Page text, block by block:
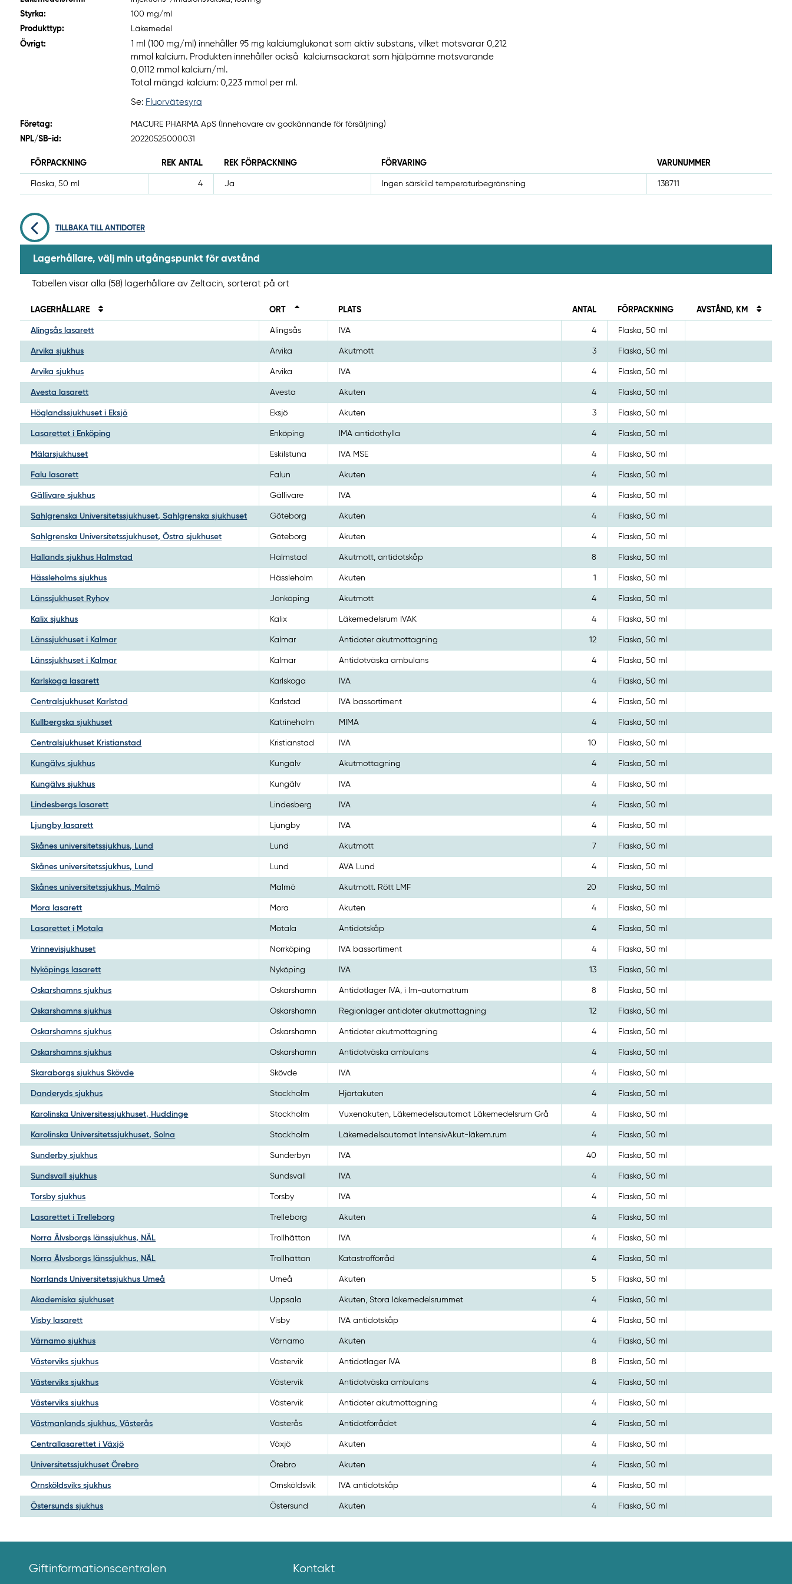
Styrka:
100 mg/ml
Produkttyp:
Läkemedel
Övrigt:
1 ml (100 mg/ml) innehåller 95 mg kalciumglukonat som aktiv substans, vilket motsvarar 0,212
mmol kalcium. Produkten innehåller också kalciumsackarat som hjälpämne motsvarande
0,0112 mmol kalcium/ml.
Total mängd kalcium: 0,223 mmol per ml.
Se: Fluorvätesyra
Företag:
MACURE PHARMA ApS (Innehavare av godkännande för försäljning)
NPL/SB-id:
20220525000031
FÖRPACKNING REK ANTAL REK FÖRPACKNING FÖRVARING VARUNUMMER
Flaska, 50 ml 4 Ja Ingen särskild temperaturbegränsning 138711
TILLBAKA TILL ANTIDOTER
Lagerhållare, välj min utgångspunkt för avstånd
Tabellen visar alla (58) lagerhållare av Zeltacin, sorterat på ort
LAGERHÅLLARE ORT PLATS ANTAL FÖRPACKNING AVSTÅND, KM
Alingsås lasarett Alingsås IVA 4 Flaska, 50 ml
Arvika sjukhus Arvika Akutmott 3 Flaska, 50 ml
Arvika sjukhus Arvika IVA 4 Flaska, 50 ml
Avesta lasarett Avesta Akuten 4 Flaska, 50 ml
Höglandssjukhuset i Eksjö Eksjö Akuten 3 Flaska, 50 ml
Lasarettet i Enköping Enköping IMA antidothylla 4 Flaska, 50 ml
Mälarsjukhuset Eskilstuna IVA MSE 4 Flaska, 50 ml
Falu lasarett Falun Akuten 4 Flaska, 50 ml
Gällivare sjukhus Gällivare IVA 4 Flaska, 50 ml
Sahlgrenska Universitetssjukhuset, Sahlgrenska sjukhuset Göteborg Akuten 4 Flaska, 50 ml
Sahlgrenska Universitetssjukhuset, Östra sjukhuset Göteborg Akuten 4 Flaska, 50 ml
Hallands sjukhus Halmstad Halmstad Akutmott, antidotskåp 8 Flaska, 50 ml
Hässleholms sjukhus Hässleholm Akuten 1 Flaska, 50 ml
Länssjukhuset Ryhov Jönköping Akutmott 4 Flaska, 50 ml
Kalix sjukhus Kalix Läkemedelsrum IVAK 4 Flaska, 50 ml
Länssjukhuset i Kalmar Kalmar Antidoter akutmottagning 12 Flaska, 50 ml
Länssjukhuset i Kalmar Kalmar Antidotväska ambulans 4 Flaska, 50 ml
Karlskoga lasarett Karlskoga IVA 4 Flaska, 50 ml
Centralsjukhuset Karlstad Karlstad IVA bassortiment 4 Flaska, 50 ml
Kullbergska sjukhuset Katrineholm MIMA 4 Flaska, 50 ml
Centralsjukhuset Kristianstad Kristianstad IVA 10 Flaska, 50 ml
Kungälvs sjukhus Kungälv Akutmottagning 4 Flaska, 50 ml
Kungälvs sjukhus Kungälv IVA 4 Flaska, 50 ml
Lindesbergs lasarett Lindesberg IVA 4 Flaska, 50 ml
Ljungby lasarett Ljungby IVA 4 Flaska, 50 ml
Skånes universitetssjukhus, Lund Lund Akutmott 7 Flaska, 50 ml
Skånes universitetssjukhus, Lund Lund AVA Lund 4 Flaska, 50 ml
Skånes universitetssjukhus, Malmö Malmö Akutmott. Rött LMF 20 Flaska, 50 ml
Mora lasarett Mora Akuten 4 Flaska, 50 ml
Lasarettet i Motala Motala Antidotskåp 4 Flaska, 50 ml
Vrinnevisjukhuset Norrköping IVA bassortiment 4 Flaska, 50 ml
Nyköpings lasarett Nyköping IVA 13 Flaska, 50 ml
Oskarshamns sjukhus Oskarshamn Antidotlager IVA, i lm-automatrum 8 Flaska, 50 ml
Oskarshamns sjukhus Oskarshamn Regionlager antidoter akutmottagning 12 Flaska, 50 ml
Oskarshamns sjukhus Oskarshamn Antidoter akutmottagning 4 Flaska, 50 ml
Oskarshamns sjukhus Oskarshamn Antidotväska ambulans 4 Flaska, 50 ml
Skaraborgs sjukhus Skövde Skövde IVA 4 Flaska, 50 ml
Danderyds sjukhus Stockholm Hjärtakuten 4 Flaska, 50 ml
Karolinska Universitessjukhuset, Huddinge Stockholm Vuxenakuten, Läkemedelsautomat Läkemedelsrum Grå 4 Flaska, 50 ml
Karolinska Universitetssjukhuset, Solna Stockholm Läkemedelsautomat IntensivAkut-läkem.rum 4 Flaska, 50 ml
Sunderby sjukhus Sunderbyn IVA 40 Flaska, 50 ml
Sundsvall sjukhus Sundsvall IVA 4 Flaska, 50 ml
Torsby sjukhus Torsby IVA 4 Flaska, 50 ml
Lasarettet i Trelleborg Trelleborg Akuten 4 Flaska, 50 ml
Norra Älvsborgs länssjukhus, NÄL Trollhättan IVA 4 Flaska, 50 ml
Norra Älvsborgs länssjukhus, NÄL Trollhättan Katastrofförråd 4 Flaska, 50 ml
Norrlands Universitetssjukhus Umeå Umeå Akuten 5 Flaska, 50 ml
Akademiska sjukhuset Uppsala Akuten, Stora läkemedelsrummet 4 Flaska, 50 ml
Visby lasarett Visby IVA antidotskåp 4 Flaska, 50 ml
Värnamo sjukhus Värnamo Akuten 4 Flaska, 50 ml
Västerviks sjukhus Västervik Antidotlager IVA 8 Flaska, 50 ml
Västerviks sjukhus Västervik Antidotväska ambulans 4 Flaska, 50 ml
Västerviks sjukhus Västervik Antidoter akutmottagning 4 Flaska, 50 ml
Västmanlands sjukhus, Västerås Västerås Antidotförrådet 4 Flaska, 50 ml
Centrallasarettet i Växjö Växjö Akuten 4 Flaska, 50 ml
Universitetssjukhuset Örebro Örebro Akuten 4 Flaska, 50 ml
Örnsköldsviks sjukhus Örnsköldsvik IVA antidotskåp 4 Flaska, 50 ml
Östersunds sjukhus Östersund Akuten 4 Flaska, 50 ml
Giftinformationscentralen Kontakt